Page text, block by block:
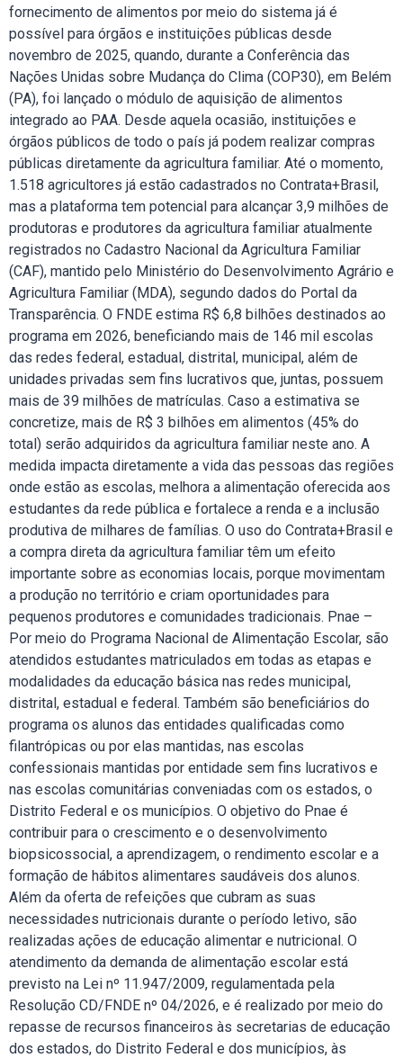
fornecimento de alimentos por meio do sistema já é
possível para órgãos e instituições públicas desde
novembro de 2025, quando, durante a Conferência das
Nações Unidas sobre Mudança do Clima (COP30), em Belém
(PA), foi lançado o módulo de aquisição de alimentos
integrado ao PAA. Desde aquela ocasião, instituições e
órgãos públicos de todo o país já podem realizar compras
públicas diretamente da agricultura familiar. Até o momento,
1.518 agricultores já estão cadastrados no Contrata+Brasil,
mas a plataforma tem potencial para alcançar 3,9 milhões de
produtoras e produtores da agricultura familiar atualmente
registrados no Cadastro Nacional da Agricultura Familiar
(CAF), mantido pelo Ministério do Desenvolvimento Agrário e
Agricultura Familiar (MDA), segundo dados do Portal da
Transparência. O FNDE estima R$ 6,8 bilhões destinados ao
programa em 2026, beneficiando mais de 146 mil escolas
das redes federal, estadual, distrital, municipal, além de
unidades privadas sem fins lucrativos que, juntas, possuem
mais de 39 milhões de matrículas. Caso a estimativa se
concretize, mais de R$ 3 bilhões em alimentos (45% do
total) serão adquiridos da agricultura familiar neste ano. A
medida impacta diretamente a vida das pessoas das regiões
onde estão as escolas, melhora a alimentação oferecida aos
estudantes da rede pública e fortalece a renda e a inclusão
produtiva de milhares de famílias. O uso do Contrata+Brasil e
a compra direta da agricultura familiar têm um efeito
importante sobre as economias locais, porque movimentam
a produção no território e criam oportunidades para
pequenos produtores e comunidades tradicionais. Pnae –
Por meio do Programa Nacional de Alimentação Escolar, são
atendidos estudantes matriculados em todas as etapas e
modalidades da educação básica nas redes municipal,
distrital, estadual e federal. Também são beneficiários do
programa os alunos das entidades qualificadas como
filantrópicas ou por elas mantidas, nas escolas
confessionais mantidas por entidade sem fins lucrativos e
nas escolas comunitárias conveniadas com os estados, o
Distrito Federal e os municípios. O objetivo do Pnae é
contribuir para o crescimento e o desenvolvimento
biopsicossocial, a aprendizagem, o rendimento escolar e a
formação de hábitos alimentares saudáveis dos alunos.
Além da oferta de refeições que cubram as suas
necessidades nutricionais durante o período letivo, são
realizadas ações de educação alimentar e nutricional. O
atendimento da demanda de alimentação escolar está
previsto na Lei nº 11.947/2009, regulamentada pela
Resolução CD/FNDE nº 04/2026, e é realizado por meio do
repasse de recursos financeiros às secretarias de educação
dos estados, do Distrito Federal e dos municípios, às